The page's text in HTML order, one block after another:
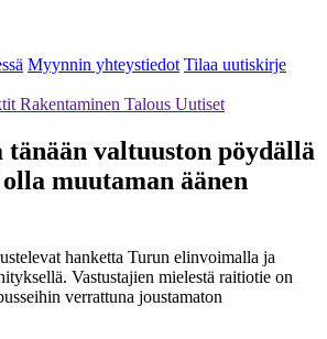
Myynnin yhteystiedot Tilaa uutiskirje
Rakentaminen Talous Uutiset
valtuuston pöydällä
muutaman äänen
hanketta Turun elinvoimalla ja
Vastustajien mielestä raitiotie on
verrattuna joustamaton